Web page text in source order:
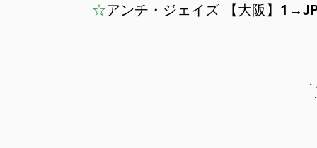
☆アンチ・ジェイズ 【大阪】1